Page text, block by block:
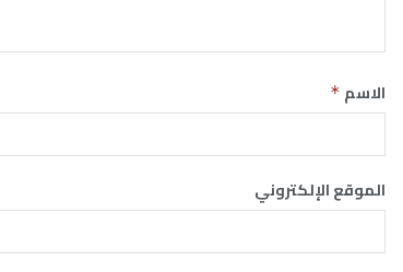
الاسم *
الموقع الإلكتروني